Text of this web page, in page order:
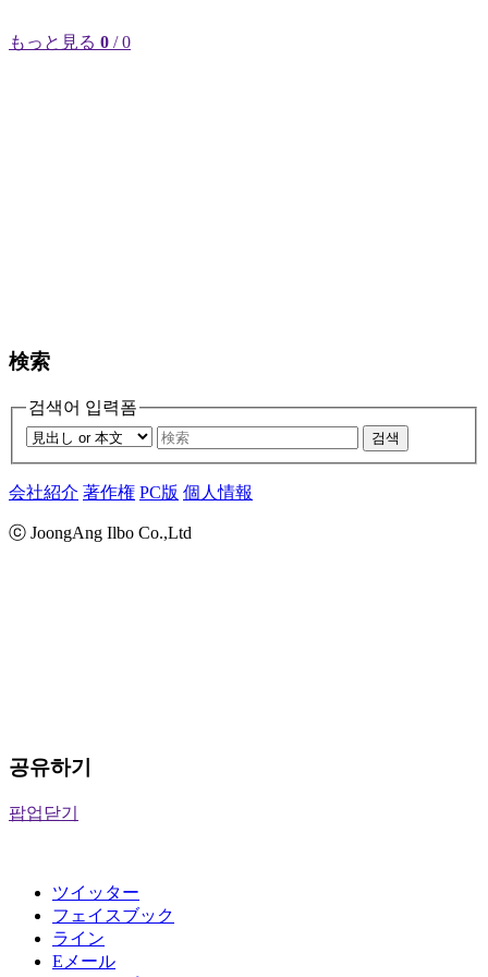
もっと見る 0 / 0
検索
검색어 입력폼
검색
会社紹介 著作権 PC版 個人情報
ⓒ JoongAng Ilbo Co.,Ltd
공유하기
팝업닫기
ツイッター
フェイスブック
ライン
Eメール